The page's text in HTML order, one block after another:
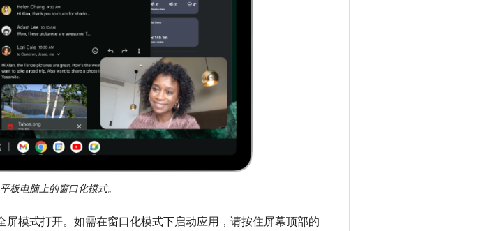
平板电脑上的窗口化模式。
模式打开。如需在窗口化模式下启动应用，请按住屏幕顶部的